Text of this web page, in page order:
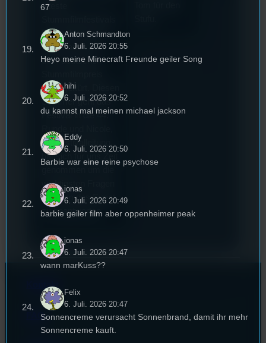
älteste
Deutschland und
wurde auch mit
dem deutschen
2022 gekürt. Diesen
Sommer geht das
Festival in die 44.
die Festivalleitung,
hat sich für uns Zeit
wichtigsten Fragen
rund um das Event
zu beantworten.
Kontakt
FAQ
67
Anton Schmandton
6. Juli. 2026 20:55
Heyo meine Minecraft Freunde geiler Song
hihi
6. Juli. 2026 20:52
du kannst mal meinen michael jackson
Eddy
6. Juli. 2026 20:50
Barbie war eine reine psychose
jonas
6. Juli. 2026 20:49
barbie geiler film aber oppenheimer peak
jonas
6. Juli. 2026 20:47
wann marKuss??
Felix
6. Juli. 2026 20:47
Sonnencreme verursacht Sonnenbrand, damit ihr mehr
Sonnencreme kauft.